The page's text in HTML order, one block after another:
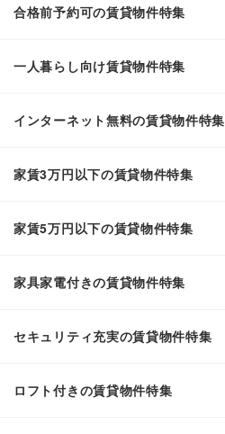
合格前予約可の賃貸物件特集
一人暮らし向け賃貸物件特集
インターネット無料の賃貸物件特集
家賃3万円以下の賃貸物件特集
家賃5万円以下の賃貸物件特集
家具家電付きの賃貸物件特集
セキュリティ充実の賃貸物件特集
ロフト付きの賃貸物件特集